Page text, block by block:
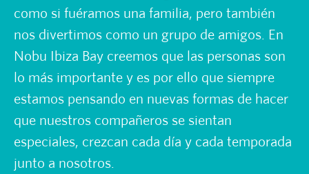
como si fuéramos una familia, pero también
nos divertimos como un grupo de amigos. En
Nobu Ibiza Bay creemos que las personas son
lo más importante y es por ello que siempre
estamos pensando en nuevas formas de hacer
que nuestros compañeros se sientan
especiales, crezcan cada día y cada temporada
junto a nosotros.